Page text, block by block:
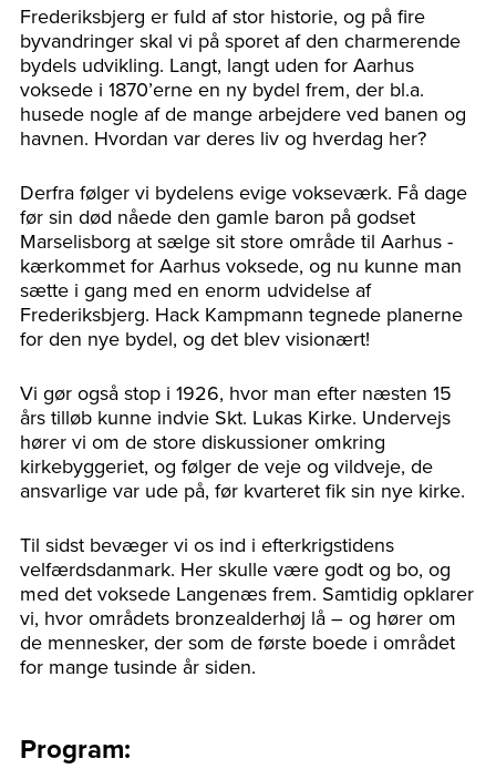
Frederiksbjerg er fuld af stor historie, og på fire
byvandringer skal vi på sporet af den charmerende
bydels udvikling. Langt, langt uden for Aarhus
voksede i 1870’erne en ny bydel frem, der bl.a.
husede nogle af de mange arbejdere ved banen og
havnen. Hvordan var deres liv og hverdag her?
Derfra følger vi bydelens evige vokseværk. Få dage
før sin død nåede den gamle baron på godset
Marselisborg at sælge sit store område til Aarhus -
kærkommet for Aarhus voksede, og nu kunne man
sætte i gang med en enorm udvidelse af
Frederiksbjerg. Hack Kampmann tegnede planerne
for den nye bydel, og det blev visionært!
Vi gør også stop i 1926, hvor man efter næsten 15
års tilløb kunne indvie Skt. Lukas Kirke. Undervejs
hører vi om de store diskussioner omkring
kirkebyggeriet, og følger de veje og vildveje, de
ansvarlige var ude på, før kvarteret fik sin nye kirke.
Til sidst bevæger vi os ind i efterkrigstidens
velfærdsdanmark. Her skulle være godt og bo, og
med det voksede Langenæs frem. Samtidig opklarer
vi, hvor områdets bronzealderhøj lå – og hører om
de mennesker, der som de første boede i området
for mange tusinde år siden.
Program: